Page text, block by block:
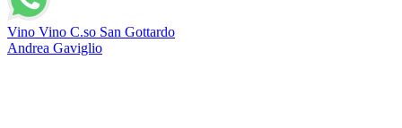
Vino Vino C.so San Gottardo
Andrea Gaviglio